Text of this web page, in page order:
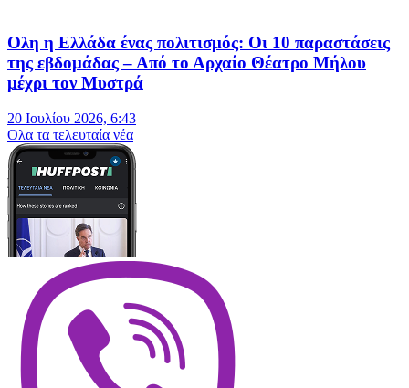
Ολη η Ελλάδα ένας πολιτισμός: Οι 10 παραστάσεις
της εβδομάδας – Από το Αρχαίο Θέατρο Μήλου
μέχρι τον Μυστρά
20 Ιουλίου 2026, 6:43
Oλα τα τελευταία νέα